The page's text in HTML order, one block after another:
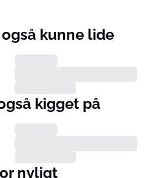
kunne lide
kigget på
nyligt